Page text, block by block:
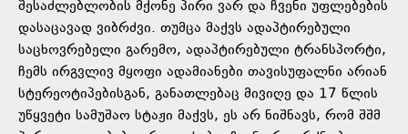
შესაძლებლობის მქონე პირი ვარ და ჩვენი უფლებების
დასაცავად ვიბრძვი. თუმცა მაქვს ადაპტირებული
საცხოვრებელი გარემო, ადაპტირებული ტრანსპორტი,
ჩემს ირგვლივ მყოფი ადამიანები თავისუფალნი არიან
სტერეოტიპებისგან, განათლებაც მივიღე და 17 წლის
უწყვეტი სამუშაო სტაჟი მაქვს, ეს არ ნიშნავს, რომ შშმ